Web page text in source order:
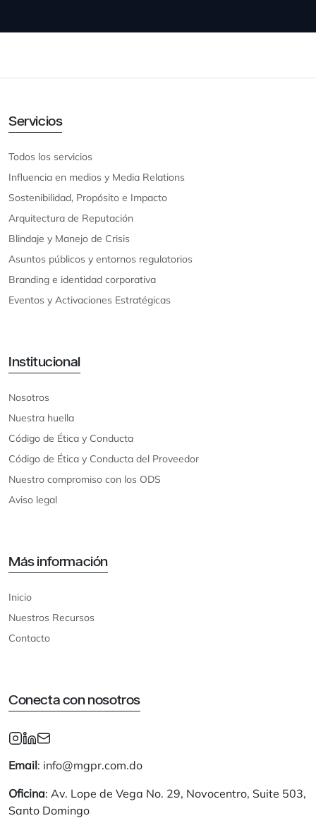
Servicios
Todos los servicios
Influencia en medios y Media Relations
Sostenibilidad, Propósito e Impacto
Arquitectura de Reputación
Blindaje y Manejo de Crisis
Asuntos públicos y entornos regulatorios
Branding e identidad corporativa
Eventos y Activaciones Estratégicas
Institucional
Nosotros
Nuestra huella
Código de Ética y Conducta
Código de Ética y Conducta del Proveedor
Nuestro compromiso con los ODS
Aviso legal
Más información
Inicio
Nuestros Recursos
Contacto
Conecta con nosotros
Email: info@mgpr.com.do
Oficina: Av. Lope de Vega No. 29, Novocentro, Suite 503,
Santo Domingo